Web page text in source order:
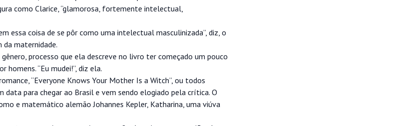
como Clarice, “glamorosa, fortemente intelectual,
essa coisa de se pôr como uma intelectual masculinizada”, diz, o
da maternidade.
processo que ela descreve no livro ter começado um pouco
“Eu mudei!”, diz ela.
“Everyone Knows Your Mother Is a Witch”, ou todos
data para chegar ao Brasil e vem sendo elogiado pela crítica. O
e matemático alemão Johannes Kepler, Katharina, uma viúva